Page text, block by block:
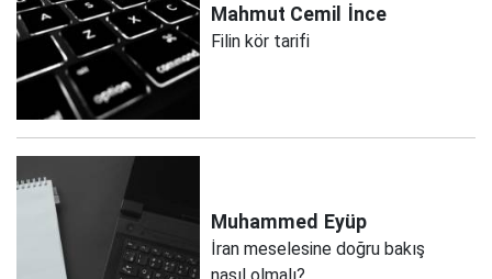
Mahmut Cemil İnce
Filin kör tarifi
Muhammed Eyüp
İran meselesine doğru bakış
nasıl olmalı?